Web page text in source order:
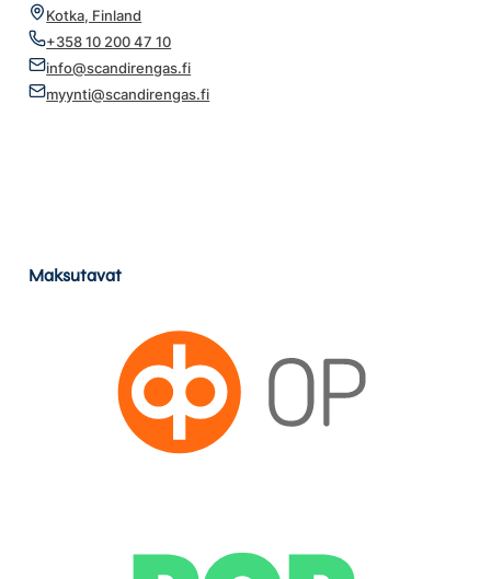
Kotka, Finland
+358 10 200 47 10
info@scandirengas.fi
myynti@scandirengas.fi
Maksutavat